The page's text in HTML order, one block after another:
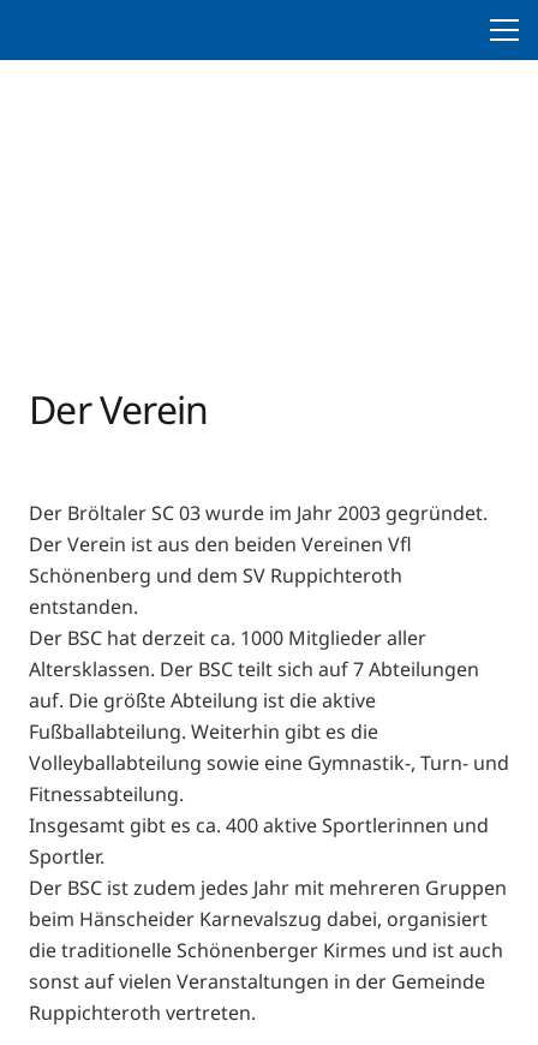
Der Verein
Der Bröltaler SC 03 wurde im Jahr 2003 gegründet.
Der Verein ist aus den beiden Vereinen Vfl
Schönenberg und dem SV Ruppichteroth
entstanden.
Der BSC hat derzeit ca. 1000 Mitglieder aller
Altersklassen. Der BSC teilt sich auf 7 Abteilungen
auf. Die größte Abteilung ist die aktive
Fußballabteilung. Weiterhin gibt es die
Volleyballabteilung sowie eine Gymnastik-, Turn- und
Fitnessabteilung.
Insgesamt gibt es ca. 400 aktive Sportlerinnen und
Sportler.
Der BSC ist zudem jedes Jahr mit mehreren Gruppen
beim Hänscheider Karnevalszug dabei, organisiert
die traditionelle Schönenberger Kirmes und ist auch
sonst auf vielen Veranstaltungen in der Gemeinde
Ruppichteroth vertreten.